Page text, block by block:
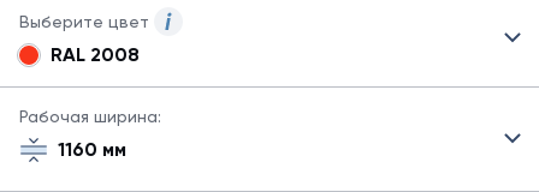
Выберите цвет
сэндвич-
панелей
RAL 2008
Рабочая ширина:
1160 мм